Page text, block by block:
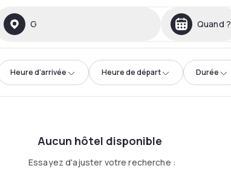
G Quand ?
Heure d'arrivée Heure de départ Durée
Aucun hôtel disponible
Essayez d'ajuster votre recherche :